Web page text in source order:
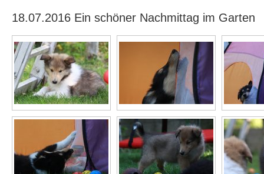
18.07.2016 Ein schöner Nachmittag im Garten